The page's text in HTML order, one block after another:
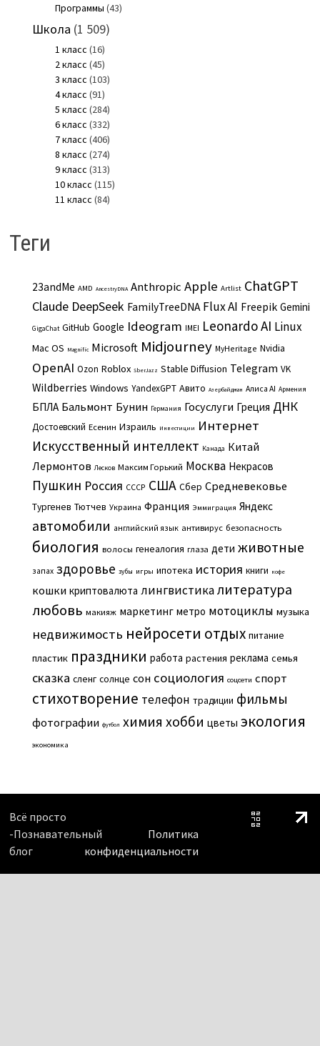
Программы (43)
Школа (1 509)
1 класс (16)
2 класс (45)
3 класс (103)
4 класс (91)
5 класс (284)
6 класс (332)
7 класс (406)
8 класс (274)
9 класс (313)
10 класс (115)
11 класс (84)
Теги
23andMe AMD AncestryDNA Anthropic Apple Artlist ChatGPT
Claude DeepSeek FamilyTreeDNA Flux AI Freepik Gemini
GigaChat GitHub Google Ideogram IMEI Leonardo AI Linux
Mac OS Magnific Microsoft Midjourney MyHeritage Nvidia
OpenAI Ozon Roblox SberJazz Stable Diffusion Telegram VK
Wildberries Windows YandexGPT Авито Азербайджан Алиса AI Армения
БПЛА Бальмонт Бунин Германия Госуслуги Греция ДНК
Достоевский Есенин Израиль Инвестиции Интернет
Искусственный интеллект Канада Китай
Лермонтов Лесков Максим Горький Москва Некрасов
Пушкин Россия СССР США Сбер Средневековье
Тургенев Тютчев Украина Франция Эммиграция Яндекс
автомобили английский язык антивирус безопасность
биология волосы генеалогия глаза дети животные
запах здоровье зубы игры ипотека история книги кофе
кошки криптовалюта лингвистикалитература
любовь макияж маркетинг метро мотоциклы музыка
недвижимость нейросети отдых питание
пластик праздники работа растения реклама семья
сказка сленг солнце сон социология соцсети спорт
стихотворение телефон традиции фильмы
фотографии футбол химия хобби цветы экология
экономика
Всё просто
-Познавательный
блог
Политика
конфиденциальности